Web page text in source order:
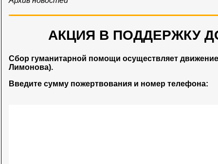
АКЦИЯ В ПОДДЕРЖКУ
Сбор гуманитарной помощи осуществляет
Лимонова).
Введите сумму пожертвования и номер телефона: